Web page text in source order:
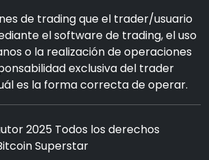
de trading que el trader/usuario
el software de trading, el uso
o la realización de operaciones
exclusiva del trader
es la forma correcta de operar.
2025 Todos los derechos
Superstar